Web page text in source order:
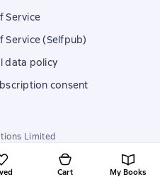
Cart My Books
Service
Service (Selfpub)
data policy
consent
Limited